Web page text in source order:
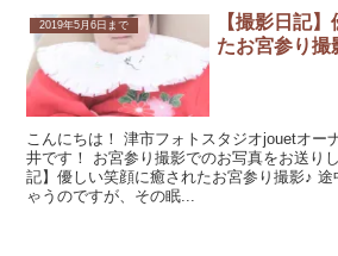
2019年5月6日まで
【撮影日記
たお宮参り撮
こんにちは！ 津市フォトスタジオjouetオー
井です！ お宮参り撮影でのお写真をお送り
記】優しい笑顔に癒されたお宮参り撮影♪
ゃうのですが、その眠...